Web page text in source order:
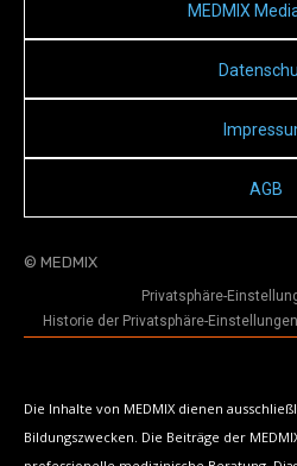
MEDMIX
AGB
© MEDMIX
Privatsphäre-
Historie der Privatsphäre-Einstellungen
Die Inhalte von MEDMIX dienen
Bildungszwecken. Die Beiträge der